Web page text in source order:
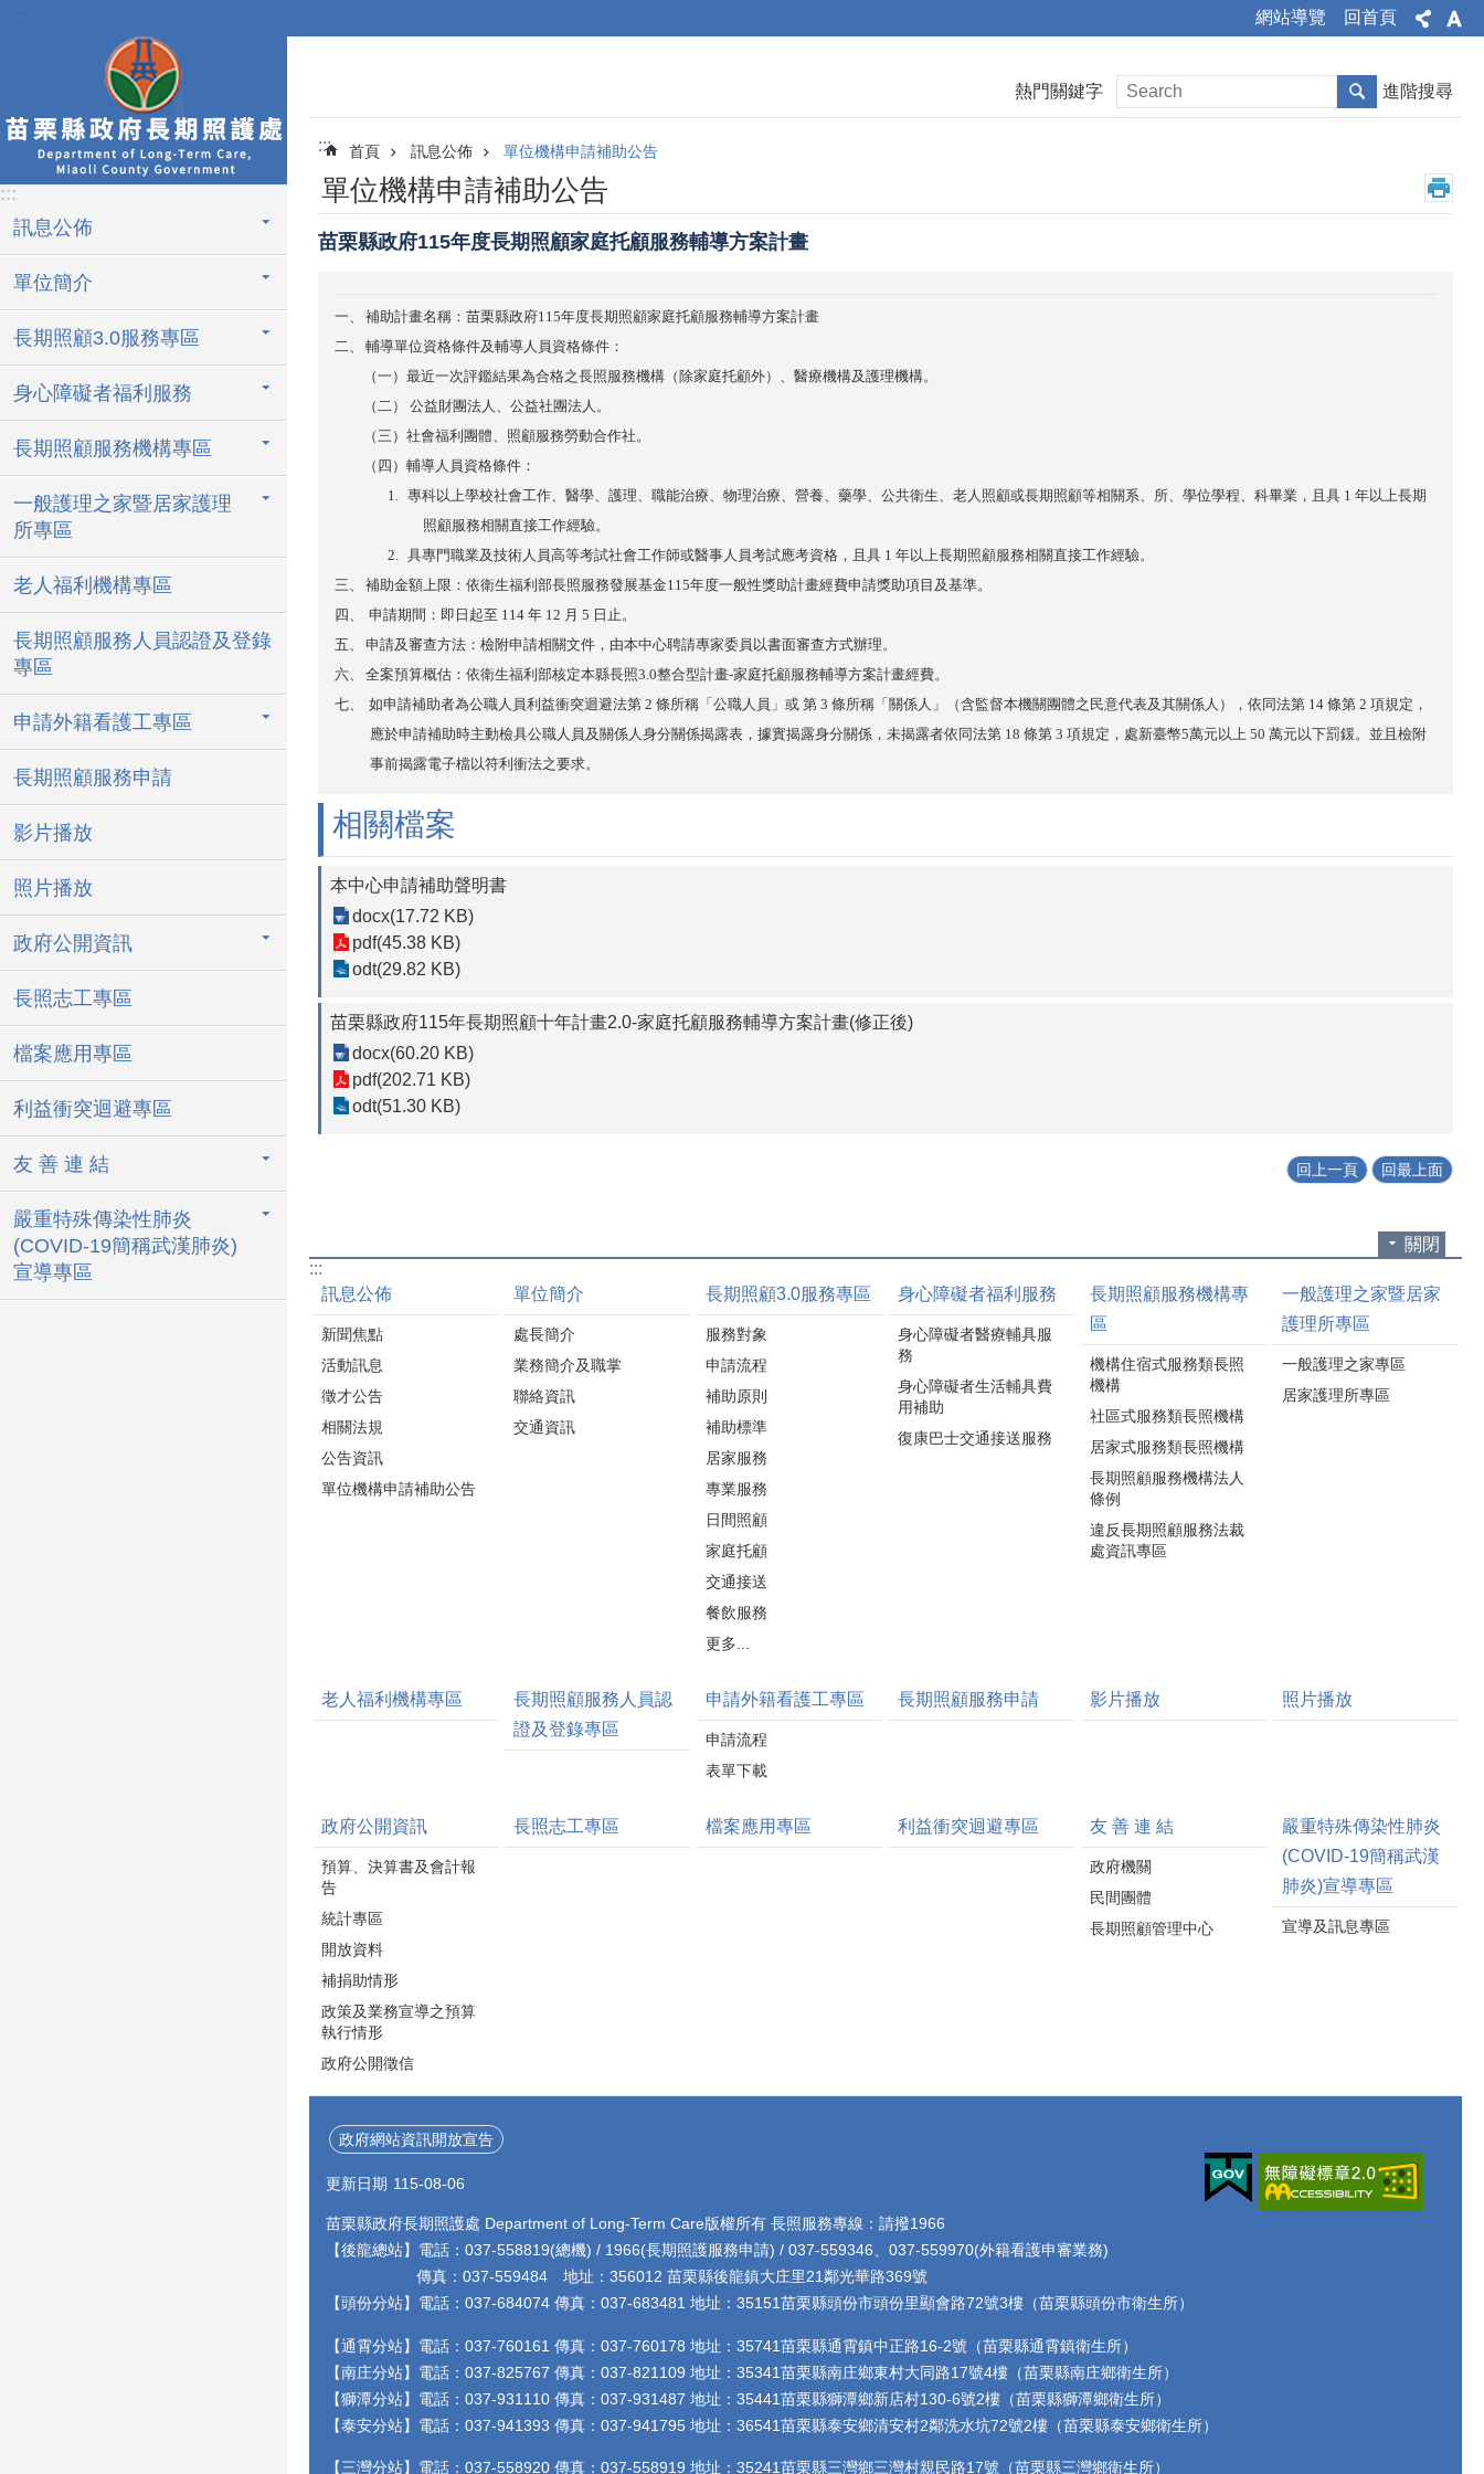
跳到主要內容區塊
::: 網站導覽 回首頁
:::
訊息公佈
單位簡介
長期照顧3.0服務專區
身心障礙者福利服務
長期照顧服務機構專區
一般護理之家暨居家護理
所專區
老人福利機構專區
長期照顧服務人員認證及登錄
專區
申請外籍看護工專區
長期照顧服務申請
影片播放
照片播放
政府公開資訊
長照志工專區
檔案應用專區
利益衝突迴避專區
友 善 連 結
嚴重特殊傳染性肺炎
(COVID-19簡稱武漢肺炎)
宣導專區
熱門關鍵字 進階搜尋
::: 首頁 訊息公佈 單位機構申請補助公告
單位機構申請補助公告
苗栗縣政府115年度長期照顧家庭托顧服務輔導方案計畫
一、 補助計畫名稱：苗栗縣政府115年度長期照顧家庭托顧服務輔導方案計畫
二、
輔導單位資格條件及輔導人員資格條件：
（一）最近一次評鑑結果為合格之長照服務機構（除家庭托顧外）、醫療機構及護理機構。
（二） 公益財團法人、公益社團法人。
（三）社會福利團體、照顧服務勞動合作社。
（四）輔導人員資格條件：
1. 專科以上學校社會工作、醫學、護理、職能治療、物理治療、營養、藥學、公共衛生、老人照顧或長期照顧等相關系、所、學位學程、科畢業，且具 1 年以上長期
照顧服務相關直接工作經驗。
2. 具專門職業及技術人員高等考試社會工作師或醫事人員考試應考資格，且具 1 年以上長期照顧服務相關直接工作經驗。
三、
補助金額上限：依衛生福利部長照服務發展基金115年度一般性獎助計畫經費申請獎助項目及基準。
四、
申請期間：即日起至 114 年 12 月 5 日止。
五、
申請及審查方法：檢附申請相關文件，由本中心聘請專家委員以書面審查方式辦理。
六、
全案預算概估：依衛生福利部核定本縣長照3.0整合型計畫-家庭托顧服務輔導方案計畫經費。
七、
如申請補助者為公職人員利益衝突迴避法第 2 條所稱「公職人員」或 第 3 條所稱「關係人」（含監督本機關團體之民意代表及其關係人），依同法第 14 條第 2 項規定，
應於申請補助時主動檢具公職人員及關係人身分關係揭露表，據實揭露身分關係，未揭露者依同法第 18 條第 3 項規定，處新臺幣5萬元以上 50 萬元以下罰鍰。並且檢附
事前揭露電子檔以符利衝法之要求。
相關檔案
本中心申請補助聲明書
docx(17.72 KB)
pdf(45.38 KB)
odt(29.82 KB)
苗栗縣政府115年長期照顧十年計畫2.0-家庭托顧服務輔導方案計畫(修正後)
docx(60.20 KB)
pdf(202.71 KB)
odt(51.30 KB)
回上一頁 回最上面
關閉
:::
訊息公佈
新聞焦點
活動訊息
徵才公告
相關法規
公告資訊
單位機構申請補助公告
單位簡介
處長簡介
業務簡介及職掌
聯絡資訊
交通資訊
長期照顧3.0服務專區
服務對象
申請流程
補助原則
補助標準
居家服務
專業服務
日間照顧
家庭托顧
交通接送
餐飲服務
更多...
身心障礙者福利服務
身心障礙者醫療輔具服
務
身心障礙者生活輔具費
用補助
復康巴士交通接送服務
長期照顧服務機構專
區
機構住宿式服務類長照
機構
社區式服務類長照機構
居家式服務類長照機構
長期照顧服務機構法人
條例
違反長期照顧服務法裁
處資訊專區
一般護理之家暨居家
護理所專區
一般護理之家專區
居家護理所專區
老人福利機構專區
長期照顧服務人員認
證及登錄專區
申請外籍看護工專區
申請流程
表單下載
長期照顧服務申請 影片播放 照片播放
政府公開資訊
預算、決算書及會計報
告
統計專區
開放資料
補捐助情形
政策及業務宣導之預算
執行情形
政府公開徵信
長照志工專區 檔案應用專區 利益衝突迴避專區 友 善 連 結
政府機關
民間團體
長期照顧管理中心
嚴重特殊傳染性肺炎
(COVID-19簡稱武漢
肺炎)宣導專區
宣導及訊息專區
政府網站資訊開放宣告
更新日期 115-08-06
苗栗縣政府長期照護處 Department of Long-Term Care版權所有 長照服務專線：請撥1966
【後龍總站】電話：037-558819(總機) / 1966(長期照護服務申請) / 037-559346、037-559970(外籍看護申審業務)
傳真：037-559484 地址：356012 苗栗縣後龍鎮大庄里21鄰光華路369號
【頭份分站】電話：037-684074 傳真：037-683481 地址：35151苗栗縣頭份市頭份里顯會路72號3樓（苗栗縣頭份市衛生所）
【通霄分站】電話：037-760161 傳真：037-760178 地址：35741苗栗縣通霄鎮中正路16-2號（苗栗縣通霄鎮衛生所）
【南庄分站】電話：037-825767 傳真：037-821109 地址：35341苗栗縣南庄鄉東村大同路17號4樓（苗栗縣南庄鄉衛生所）
【獅潭分站】電話：037-931110 傳真：037-931487 地址：35441苗栗縣獅潭鄉新店村130-6號2樓（苗栗縣獅潭鄉衛生所）
【泰安分站】電話：037-941393 傳真：037-941795 地址：36541苗栗縣泰安鄉清安村2鄰洗水坑72號2樓（苗栗縣泰安鄉衛生所）
【三灣分站】電話：037-558920 傳真：037-558919 地址：35241苗栗縣三灣鄉三灣村親民路17號（苗栗縣三灣鄉衛生所）